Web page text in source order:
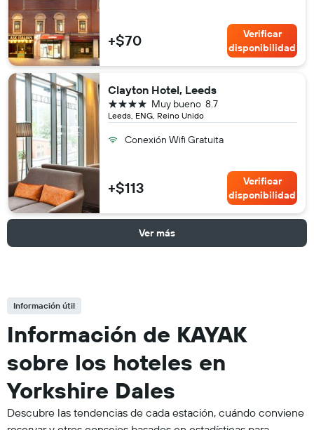
+$70
Verificar
disponibilidad
Clayton Hotel, Leeds
Leeds, ENG, Reino Unido
8.7
Muy bueno
4 estrellas
Conexión Wifi Gratuita
+$113
Verificar
disponibilidad
Ver más
Información útil
Información de KAYAK
sobre los hoteles en
Yorkshire Dales
Descubre las tendencias de cada estación, cuándo conviene